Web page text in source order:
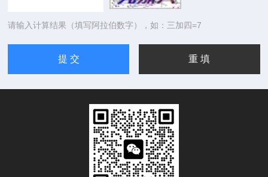
请输入计算结果（填写阿拉伯数字），如：三加四=7